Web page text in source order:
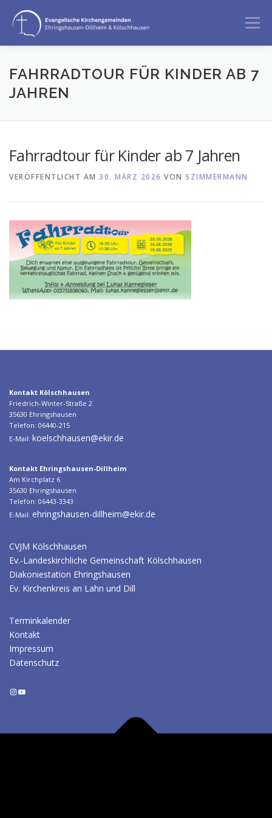
Inhalt
springen
Menü
GOTTESDIENST ANGEBOTE
FAHRRADTOUR FÜR KINDER AB 7
JAHREN
Fahrradtour für Kinder ab 7 Jahren
VERÖFFENTLICHT AM 30. MÄRZ 2026 VON SZIMMERMANN
Kontakt Kölschhausen
Friedrich-Winter-Straße 2
35630 Ehringshausen
Telefon: 06440-215
E-Mail: koelschhausen@ekir.de
Kontakt Ehringshausen-Dillheim
Am Kirchplatz 6
35630 Ehringshausen
Telefon: 06443-3343
E-Mail: ehringshausen-dillheim@ekir.de
CVJM Kölschhausen
Ev.-Landeskirchliche Gemeinschaft Kölschhausen
Diakoniestation Ehringshausen
Ev. Kirchenkreis an Lahn und Dill
Terminkalender
Kontakt
Impressum
Datenschutz
InstagramYouTube